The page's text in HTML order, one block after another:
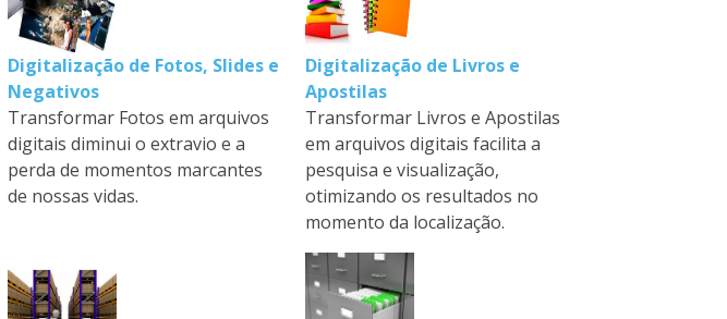
Digitalização de Fotos, Slides e
Negativos
Transformar Fotos em arquivos
digitais diminui o extravio e a
perda de momentos marcantes
de nossas vidas.
Digitalização de Livros e
Apostilas
Transformar Livros e Apostilas
em arquivos digitais facilita a
pesquisa e visualização,
otimizando os resultados no
momento da localização.